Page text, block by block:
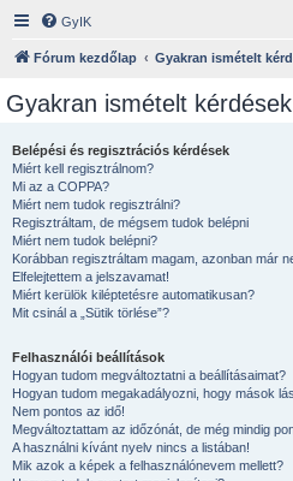
GyIK
Fórum kezdőlap Gyakran ismételt
Gyakran ismételt kérdések
Belépési és regisztrációs kérdések
Miért kell regisztrálnom?
Mi az a COPPA?
Miért nem tudok regisztrálni?
Regisztráltam, de mégsem tudok belépni
Miért nem tudok belépni?
Korábban regisztráltam magam, azonban már
Elfelejtettem a jelszavamat!
Miért kerülök kiléptetésre automatikusan?
Mit csinál a „Sütik törlése”?
Felhasználói beállítások
Hogyan tudom megváltoztatni a beállításaimat?
Hogyan tudom megakadályozni, hogy mások
Nem pontos az idő!
Megváltoztattam az időzónát, de még mindig
A használni kívánt nyelv nincs a listában!
Mik azok a képek a felhasználónevem mellett?